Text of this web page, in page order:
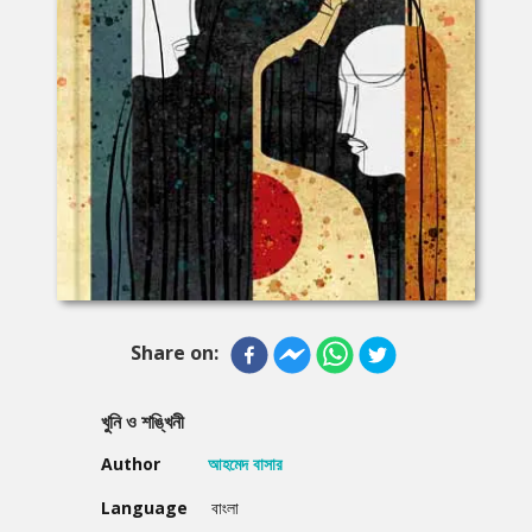
Share on:
খুনি ও শঙ্খিনী
Author
আহমেদ বাসার
Language
বাংলা